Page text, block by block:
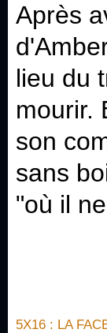
Après
lieu du
mourir.
son
sans
"où il
5X16 : LA